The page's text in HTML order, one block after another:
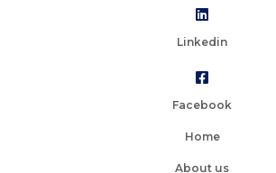
Linkedin
Facebook
Home
About us